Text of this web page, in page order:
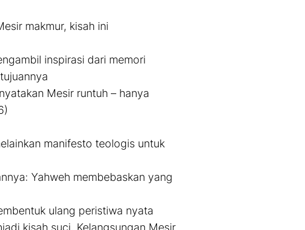
makmur, kisah ini
inspirasi dari memori
Mesir runtuh – hanya
manifesto teologis untuk
Yahweh membebaskan yang
ulang peristiwa nyata
kisah suci. Kelangsungan Mesir